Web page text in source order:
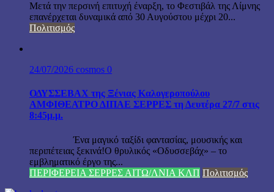
Μετά την περσινή επιτυχή έναρξη, το Φεστιβάλ της Λίμνης
επανέρχεται δυναμικά από 30 Αυγούστου μέχρι 20...
Πολιτισμός
24/07/2026 cosmos 0
ΟΔΥΣΣΕΒΑΧ της Ξένιας Καλογεροπούλου
ΑΜΦΙΘΕΑΤΡΟ ΔΙΠΑΕ ΣΕΡΡΕΣ τη Δευτέρα 27/7 στις
8:45μ.μ.
Ένα μαγικό ταξίδι φαντασίας, μουσικής και
περιπέτειας ξεκινά!Ο θρυλικός «Οδυσσεβάχ» – το
εμβληματικό έργο της...
ΠΕΡΙΦΕΡΕΙΑ ΣΕΡΡΕΣ ΑΙΤΩ/ΛΝΙΑ ΚΛΠ Πολιτισμός